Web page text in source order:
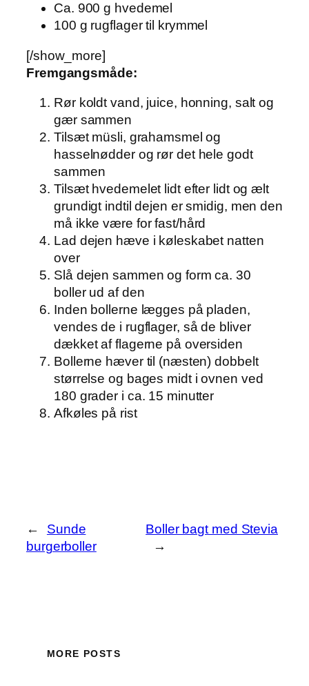
Ca. 900 g hvedemel
100 g rugflager til krymmel
[/show_more]
Fremgangsmåde:
Rør koldt vand, juice, honning, salt og
gær sammen
Tilsæt müsli, grahamsmel og
hasselnødder og rør det hele godt
sammen
Tilsæt hvedemelet lidt efter lidt og ælt
grundigt indtil dejen er smidig, men den
må ikke være for fast/hård
Lad dejen hæve i køleskabet natten
over
Slå dejen sammen og form ca. 30
boller ud af den
Inden bollerne lægges på pladen,
vendes de i rugflager, så de bliver
dækket af flagerne på oversiden
Bollerne hæver til (næsten) dobbelt
størrelse og bages midt i ovnen ved
180 grader i ca. 15 minutter
Afkøles på rist
←
Sunde
burgerboller
Boller bagt med Stevia
→
MORE POSTS